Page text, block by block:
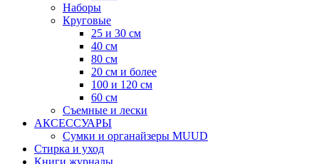
Наборы
Круговые
25 и 30 см
40 см
80 см
20 см и более
100 и 120 см
60 см
Съемные и лески
АКСЕССУАРЫ
Сумки и органайзеры MUUD
Стирка и уход
Книги журналы